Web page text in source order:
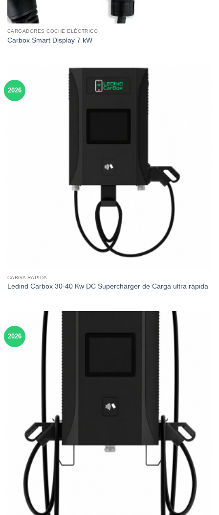
CARGADORES COCHE ELÉCTRICO
Carbox Smart Display 7 kW
2026
CARGA RAPIDA
Ledind Carbox 30-40 Kw DC Supercharger de Carga ultra rápida
2026